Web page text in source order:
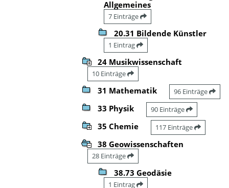
Allgemeines
7 Einträge
20.31 Bildende Künstler
1 Eintrag
24 Musikwissenschaft
10 Einträge
31 Mathematik 96 Einträge
33 Physik 90 Einträge
35 Chemie 117 Einträge
38 Geowissenschaften
28 Einträge
38.73 Geodäsie
1 Eintrag